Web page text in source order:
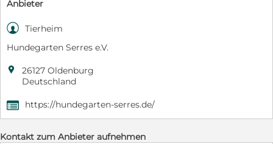
Anbieter
 Tierheim
Hundegarten Serres e.V.

26127 Oldenburg
Deutschland
, https://hundegarten-serres.de/
Kontakt zum Anbieter aufnehmen